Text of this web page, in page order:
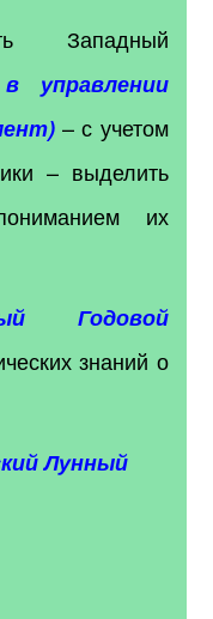
Западный
управлении
– с учетом
– выделить
их
Годовой
знаний о
Лунный